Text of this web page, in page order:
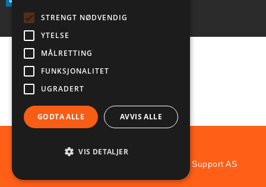
© Copyright 2025 Aviation and Survival Support AS
STRENGT NØDVENDIG
YTELSE
MÅLRETTING
FUNKSJONALITET
UGRADERT
GODTA ALLE AVVIS ALLE
VIS DETALJER